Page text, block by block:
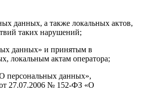
данных, а также локальных актов,
таких нарушений;
данных» и принятым в
локальным актам оператора;
персональных данных»,
от 27.07.2006 № 152-ФЗ «О